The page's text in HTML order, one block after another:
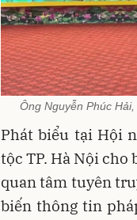
Ông Nguyễn Phúc
Phát biểu tại Hội
tộc TP. Hà Nội
quan tâm tuyên
biến thông tin